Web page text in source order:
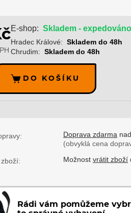
E-shop: Skladem -
Hradec Králové: Skladem do 48h
Chrudim: Skladem do 48h
DO KOŠÍKU
Doprava zdarma
(obvyklá cena
Možnostvrátit zboží
Rádi vám pomůžeme